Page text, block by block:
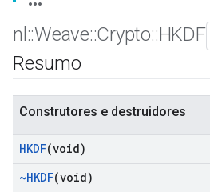
nl ::Weave::Crypto::HKDF
Resumo
Construtores e destruidores
HKDF(void)
~HKDF(void)